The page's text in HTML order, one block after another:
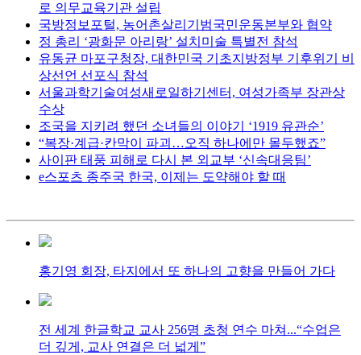
로 의무교육기관 설립
국방정보포털, 농어촌살리기범국민운동본부와 협약
정 총리 ‘광화문 아리랑’ 설치미술 특별전 참석
유동균 마포구청장, 대한민국 기초지방정부 기후위기 비
상선언 선포식 참석
서울과학기술여성새로일하기센터, 여성가족부 장관상
수상
조국을 지키려 했던 소녀들의 이야기 ‘1919 유관순’
“복장·계급·칸막이 파괴…오직 하나에만 몰두했죠”
사이판 태풍 피해로 다시 본 외교부 ‘신속대응팀’
e스포츠 종주국 한국, 이제는 도약해야 할 때
홍기영 회장, 타지에서 또 하나의 고향을 만들어 가다
전 세계 한글학교 교사 256명 초청 연수 마쳐...“수업은
더 깊게, 교사 연결은 더 넓게”